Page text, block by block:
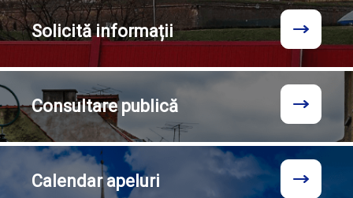
Solicităinformații
Consultarepublică
Calendarapeluri